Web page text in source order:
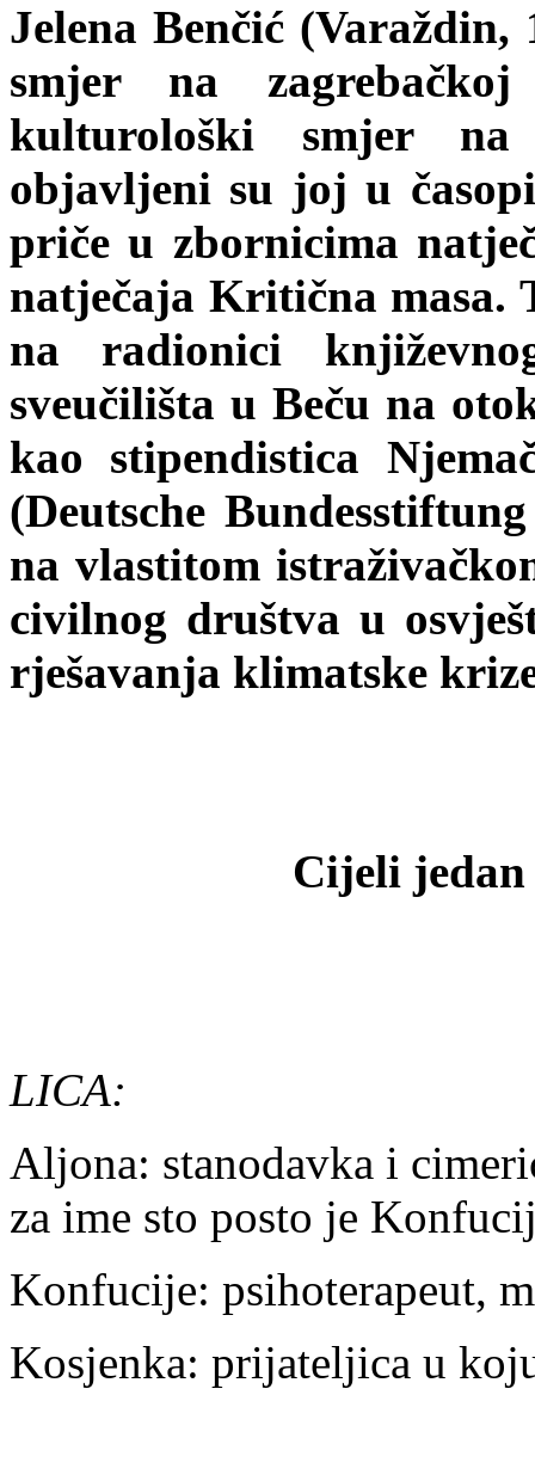
Jelena Benčić
smjer na
kulturološki smjer na
objavljeni su joj u
priče u zbornicima
natječaja Kritična masa.
na radionici
sveučilišta u Beču na
kao stipendistica
(Deutsche
na vlastitom
civilnog društva u
rješavanja klimatske
Cijeli
LICA:
Aljona: stanodavka i
za ime sto posto je
Konfucije: psihoterapeut,
Kosjenka: prijateljica u